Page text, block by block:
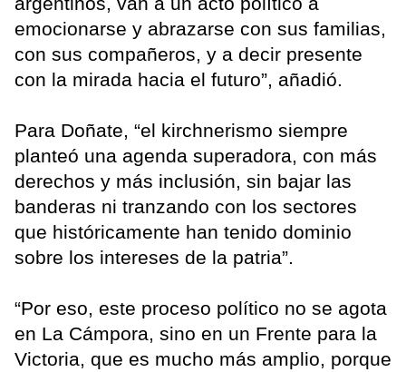
emocionarse y abrazarse con sus familias,
con sus compañeros, y a decir presente
con la mirada hacia el futuro”, añadió.
Para Doñate, “el kirchnerismo siempre
planteó una agenda superadora, con más
derechos y más inclusión, sin bajar las
banderas ni tranzando con los sectores
que históricamente han tenido dominio
sobre los intereses de la patria”.
“Por eso, este proceso político no se agota
en La Cámpora, sino en un Frente para la
Victoria, que es mucho más amplio, porque